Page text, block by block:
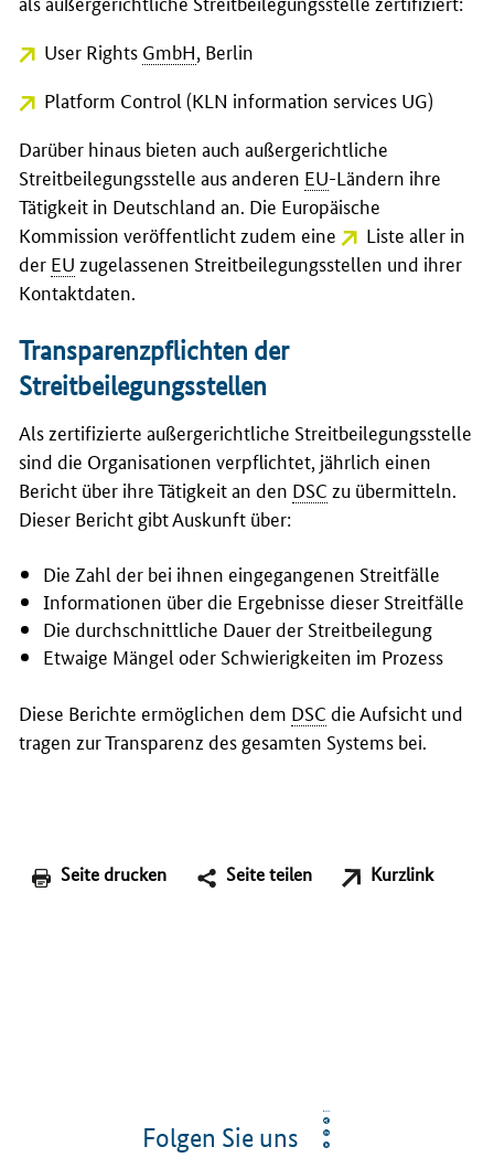
User Rights GmbH , Berlin
Platform Control (KLN information services UG)
Darüber hinaus bieten auch außergerichtliche
Streitbeilegungsstelle aus anderen EU-Ländern ihre
Tätigkeit in Deutschland an. Die Europäische
Kommission veröffentlicht zudem eine
Liste aller in
der EU zugelassenen Streitbeilegungsstellen und ihrer
Kontaktdaten.
Transparenzpflichten der
Streitbeilegungsstellen
Als zertifizierte außergerichtliche Streitbeilegungsstelle
sind die Organisationen verpflichtet, jährlich einen
Bericht über ihre Tätigkeit an den DSC zu übermitteln.
Dieser Bericht gibt Auskunft über:
Die Zahl der bei ihnen eingegangenen Streitfälle
Informationen über die Ergebnisse dieser Streitfälle
Die durchschnittliche Dauer der Streitbeilegung
Etwaige Mängel oder Schwierigkeiten im Prozess
Diese Berichte ermöglichen dem DSC die Aufsicht und
tragen zur Transparenz des gesamten Systems bei.
Seite drucken Seite teilen Kurzlink
Folgen Sie uns